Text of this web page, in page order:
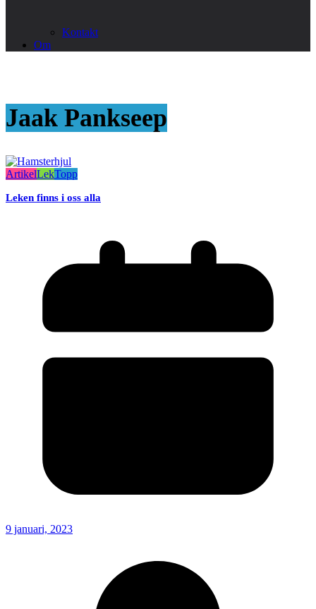
Kontakt
Om
Jaak Pankseep
ArtikelLekTopp
Leken finns i oss alla
9 januari, 2023